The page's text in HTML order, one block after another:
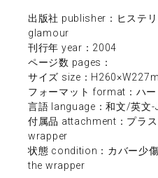
出版社 publisher：ヒステ
glamour
刊行年 year：2004
ページ数 pages：
サイズ size：
フォーマット format：ハ
言語 language：和文/英文
付属品 attachment：プラ
wrapper
状態 condition：カバー少
the wrapper